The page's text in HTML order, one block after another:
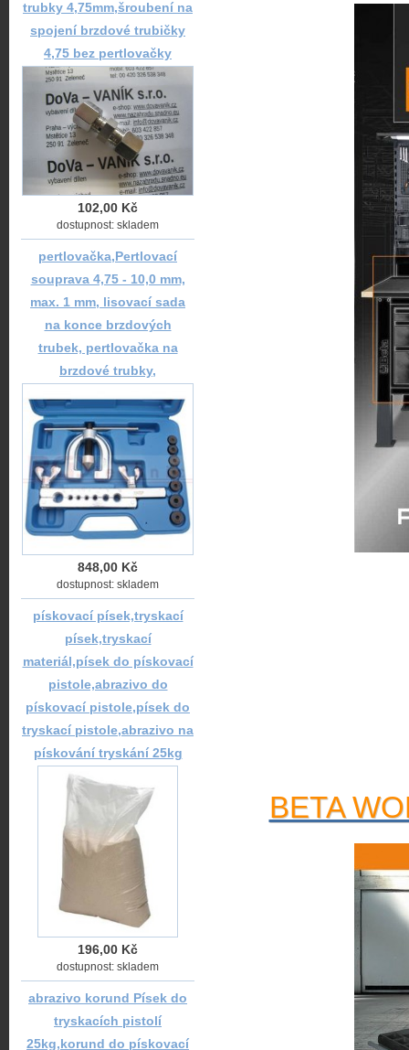
BETA
trubky 4,75mm,šroubení na
spojení brzdové trubičky
4,75 bez pertlovačky
102,00 Kč
dostupnost: skladem
pertlovačka,Pertlovací
souprava 4,75 - 10,0 mm,
max. 1 mm, lisovací sada
na konce brzdových
trubek, pertlovačka na
brzdové trubky,
848,00 Kč
dostupnost: skladem
pískovací písek,tryskací
písek,tryskací
materiál,písek do pískovací
pistole,abrazivo do
pískovací pistole,písek do
tryskací pistole,abrazivo na
pískování tryskání 25kg
196,00 Kč
dostupnost: skladem
abrazivo korund Písek do
tryskacích pistolí
25kg,korund do pískovací